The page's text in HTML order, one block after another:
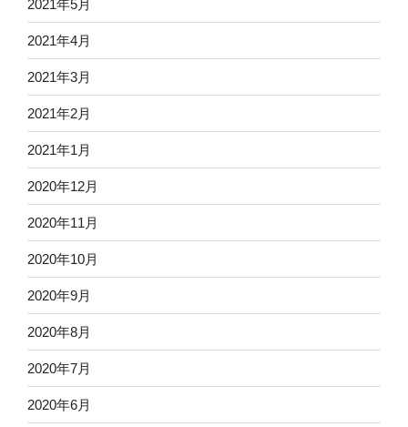
2021年5月
2021年4月
2021年3月
2021年2月
2021年1月
2020年12月
2020年11月
2020年10月
2020年9月
2020年8月
2020年7月
2020年6月